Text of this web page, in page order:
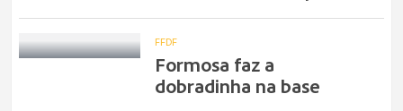
FFDF
Formosa faz a
dobradinha na base